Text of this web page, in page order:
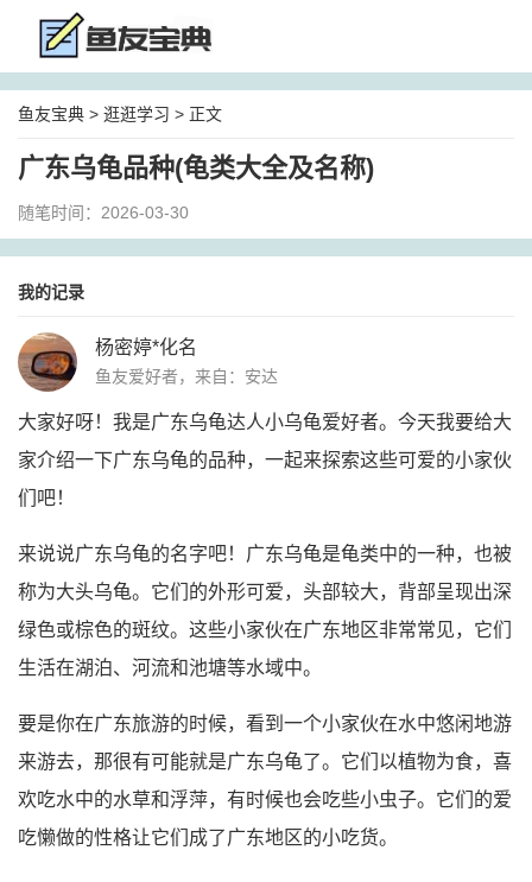
鱼友宝典 > 逛逛学习 > 正文
广东乌龟品种(龟类大全及名称)
随笔时间：2026-03-30
我的记录
杨密婷*化名
鱼友爱好者，来自：安达
大家好呀！我是广东乌龟达人小乌龟爱好者。今天我要给大
家介绍一下广东乌龟的品种，一起来探索这些可爱的小家伙
们吧！
来说说广东乌龟的名字吧！广东乌龟是龟类中的一种，也被
称为大头乌龟。它们的外形可爱，头部较大，背部呈现出深
绿色或棕色的斑纹。这些小家伙在广东地区非常常见，它们
生活在湖泊、河流和池塘等水域中。
要是你在广东旅游的时候，看到一个小家伙在水中悠闲地游
来游去，那很有可能就是广东乌龟了。它们以植物为食，喜
欢吃水中的水草和浮萍，有时候也会吃些小虫子。它们的爱
吃懒做的性格让它们成了广东地区的小吃货。